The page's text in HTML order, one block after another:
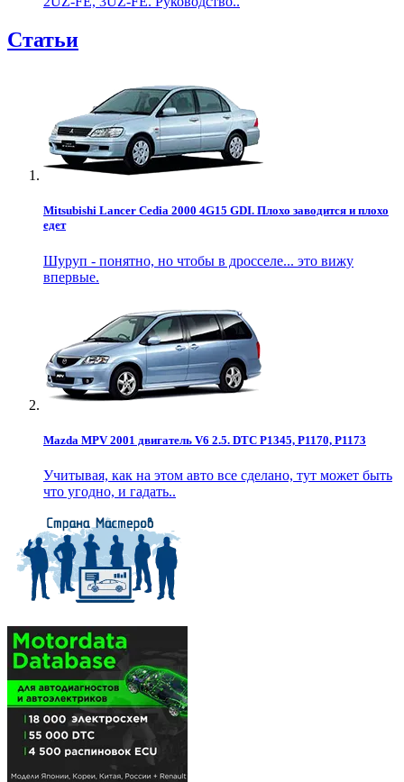
Статьи
Mitsubishi Lancer Cedia 2000 4G15 GDI. Плохо заводится и плохо
едет
Шуруп - понятно, но чтобы в дросселе... это вижу
впервые.
Mazda MPV 2001 двигатель V6 2.5. DTC P1345, P1170, P1173
Учитывая, как на этом авто все сделано, тут может быть
что угодно, и гадать..